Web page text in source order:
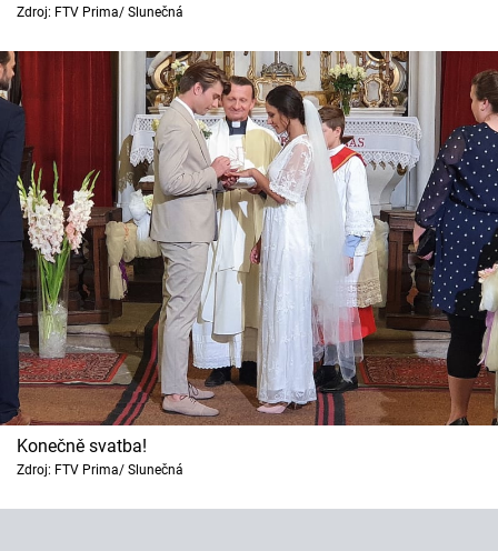
Sledujte prima+
Filmový festival Karlovy Vary
Pořady
Mámy sobě
Přihlášení
Sledujte nás
Zdroj: FTV Prima/ Slunečná
Konečně svatba!
Zdroj: FTV Prima/ Slunečná